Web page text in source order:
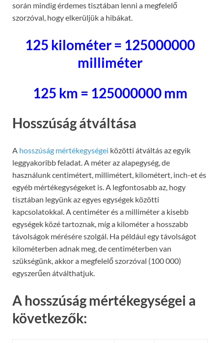
során mindig érdemes tisztában lenni a megfelelő
szorzóval, hogy elkerüljük a hibákat.
125 kilométer = 125000000
milliméter
125 km = 125000000 mm
Hosszúság átváltása
A hosszúság mértékegységei közötti átváltás az egyik
leggyakoribb feladat. A méter az alapegység, de
használunk centimétert, millimétert, kilométert, inch-et és
egyéb mértékegységeket is. A legfontosabb az, hogy
tisztában legyünk az egyes egységek közötti
kapcsolatokkal. A centiméter és a milliméter a kisebb
egységek közé tartoznak, míg a kilométer a hosszabb
távolságok mérésére szolgál. Ha például egy távolságot
kilométerben adnak meg, de centiméterben van
szükségünk, akkor a megfelelő szorzóval (100 000)
egyszerűen átválthatjuk.
A hosszúság mértékegységei a
következők: